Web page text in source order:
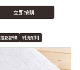
立即搶購
蓬鬆舒適 耐洗耐用